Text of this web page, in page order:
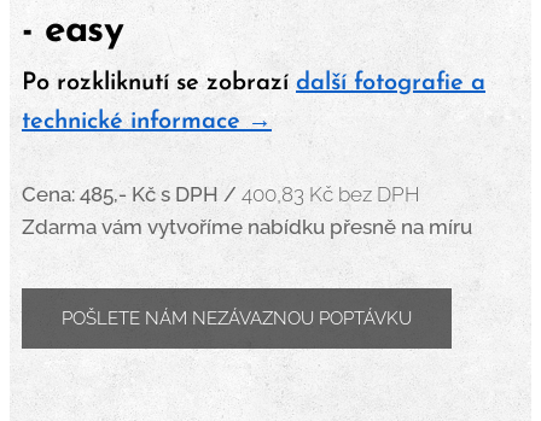
- easy
Po rozkliknutí se zobrazídalší fotografie a
technické informace →
Cena: 485,- Kčs DPH / 400,83 Kč bez DPH
Zdarma vám vytvoříme nabídku přesně na míru
POŠLETE NÁM NEZÁVAZNOU POPTÁVKU